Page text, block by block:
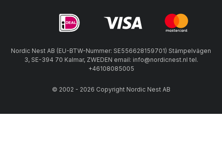
Nordic Nest AB (EU-BTW-Nummer: SE556628159701) Stämpelvägen
3, SE-394 70 Kalmar, ZWEDEN email: info@nordicnest.nl tel.
+46108085005
© 2002 - 2026 Copyright Nordic Nest AB